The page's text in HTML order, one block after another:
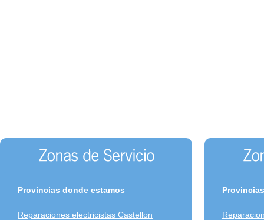
Provincias donde estamos
Reparaciones electricistas Castellon